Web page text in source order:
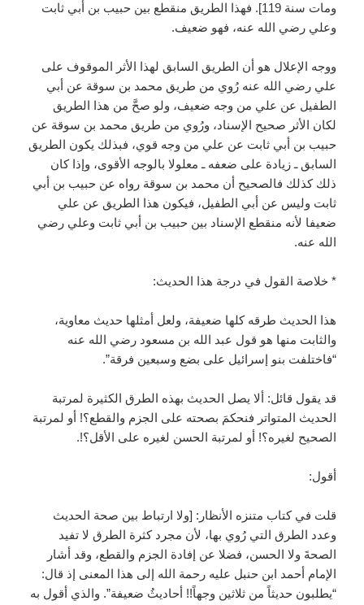
ومات سنة 119]. فهذا الطريق منقطع بين حبيب بن أبي ثابت
وعلي رضي الله عنه، فهو ضعيف.
ووجه الإعلال هو أن الطريق السابق لهذا الأثر الموقوف على
علي رضي الله عنه رُوي من طريق محمد بن سوقة عن أبي
الطفيل عن علي من وجه ضعيف، ولو صحَّ من هذا الطريق
لكان الأثر صحيح الإسناد، ورُوي من طريق محمد بن سوقة عن
حبيب بن أبي ثابت عن علي من وجه قوي، فبذلك يكون الطريق
السابق ـ زيادة على ضعفه ـ معلولا بالوجه الأقوى، وإذا كان
ذلك كذلك فالصحيح أن محمد بن سوقة رواه عن حبيب بن أبي
ثابت وليس عن أبي الطفيل، فيكون هذا الطريق عن علي
ضعيفا لأنه منقطع الإسناد بين حبيب بن أبي ثابت وعلي رضي
الله عنه.
* خلاصة القول في درجة هذا الحديث:
هذا الحديث طرقه كلها ضعيفة، ولعل أمثلها حديث معاوية،
والثابت منها هو قول عبد الله بن مسعود رضي الله عنه
“فاختلفت بنو إسرائيل على بضع وسبعين فرقة”.
قد يقول قائل: ألا يصل الحديث بهذه الطرق الكثيرة لمرتبة
الحديث المتواتر فنحكمَ بصحته على الجزم والقطع؟! أو لمرتبة
الصحيح لغيره؟! أو لمرتبة الحسن لغيره على الأقل؟!.
أقول:
قلت في كتاب متنزه الأنظار: [ولا ارتباط بين صحة الحديث
وعدد الطرق التي رُوي بها، لأن مجرد كثرة الطرق لا تفيد
الصحةَ ولا الحسن، فضلا عن إفادة الجزم والقطع، وقد أشار
الإمام أحمد ابن حنبل عليه رحمة الله إلى هذا المعنى إذ قال:
“يطلبون حديثاً من ثلاثين وجهاً!! أحاديثُ ضعيفة”. والذي أقول به